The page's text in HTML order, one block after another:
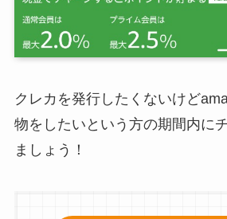
クレカを発行したくないけど
物をしたいという方の期間内に
ましょう！